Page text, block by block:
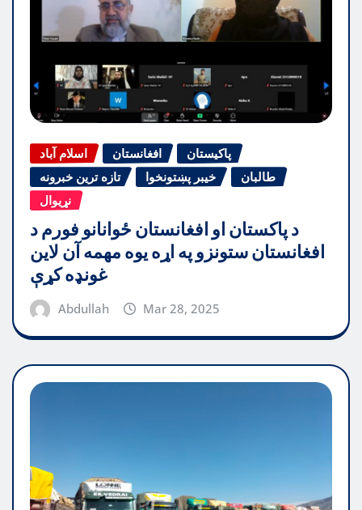
اسلام آباد افغانستان
پاکیستان
تازه ترین خبرونه
خیبر پښتونخوا
طالبان
نړیوال
د پاکستان او افغانستان ځوانانو فورم د
افغانستان ستونزو په اړه یوه مهمه آن لاین
غونډه کړې
Abdullah Mar 28, 2025